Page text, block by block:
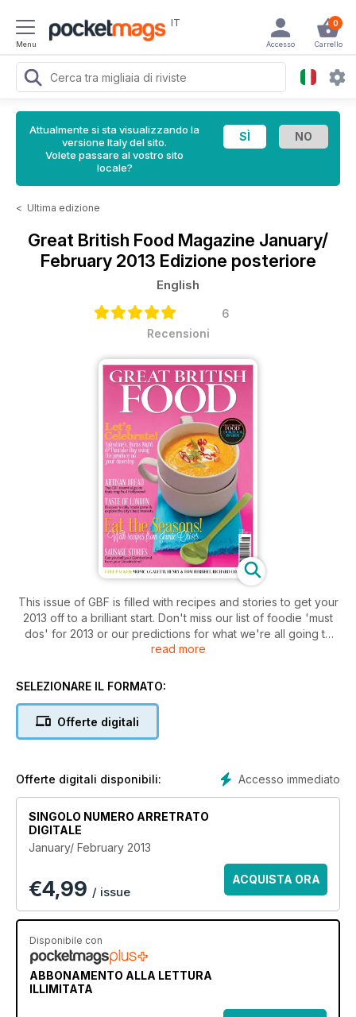
Menu
IT 0
Carrello
Accesso
Attualmente si sta visualizzando la
versione Italy del sito.
Volete passare al vostro sito
locale?
< Ultima edizione
Great British Food Magazine January/
February 2013 Edizione posteriore
English
6
Recensioni
This issue of GBF is filled with recipes and stories to get your
2013 off to a brilliant start. Don't miss our list of foodie 'must
dos' for 2013 or our predictions for what we're all going to
be eating and drinking over the next 365 days! It's also our
homemade loaves. Plus we take a look at London, from it's
forgetting, we announce the winners of The Great British
Food Cookbook Awards 2012. Enjoy!
read more
SELEZIONARE IL FORMATO:
Offerte digitali
Accesso immediato
Offerte digitali disponibili:
SINGOLO NUMERO ARRETRATO
DIGITALE
January/ February 2013
€4,99 / issue
ACQUISTA ORA
Disponibile con
ABBONAMENTO ALLA LETTURA
ILLIMITATA